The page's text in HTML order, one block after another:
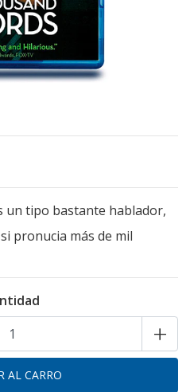
un tipo bastante hablador,
pronucia más de mil
+